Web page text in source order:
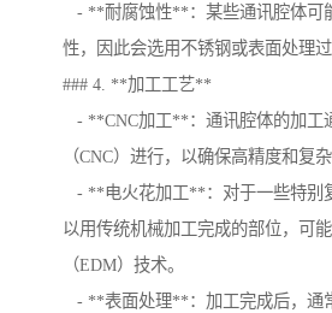
- **耐腐蚀性**：某些通讯腔体可
性，因此会选用不锈钢或表面处理过
### 4. **加工工艺**
- **CNC加工**：通讯腔体的加工
（CNC）进行，以确保高精度和复
- **电火花加工**：对于一些特别
以用传统机械加工完成的部位，可
（EDM）技术。
- **表面处理**：加工完成后，通